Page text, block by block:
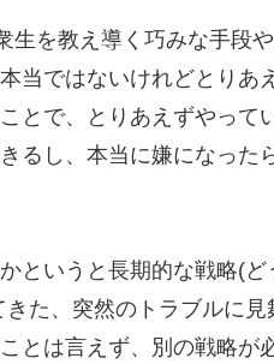
生を教え導く巧みな手段
当ではないけれどとりあ
とで、とりあえずやっ
るし、本当に嫌になっ
というと長期的な戦略(
た、突然のトラブルに
とは言えず、別の戦略